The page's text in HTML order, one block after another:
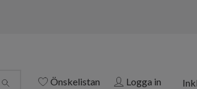
Önskelistan Logga in